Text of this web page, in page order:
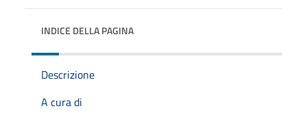
INDICE DELLA PAGINA
Descrizione
A cura di